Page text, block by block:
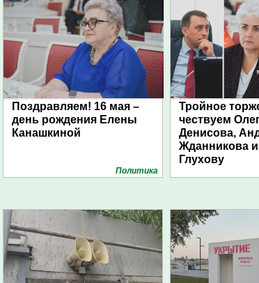
Поздравляем! 16 мая –
день рождения Елены
Канашкиной
Политика
Тройное
чествуем
Денисова,
Жданникова
Глухову